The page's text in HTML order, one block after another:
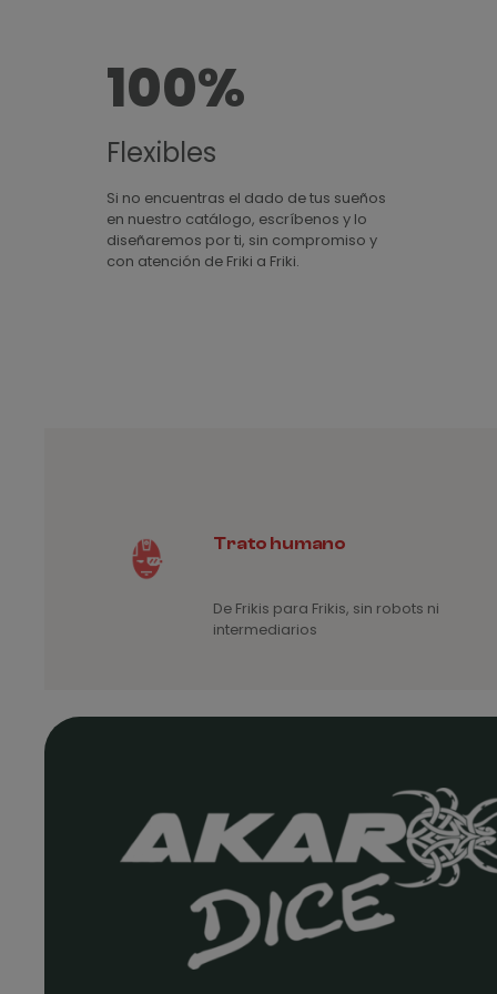
100%
Flexibles
Si no encuentras el dado de tus sueños
en nuestro catálogo, escríbenos y lo
diseñaremos por ti, sin compromiso y
con atención de Friki a Friki.
Trato humano
De Frikis para Frikis, sin robots ni
intermediarios